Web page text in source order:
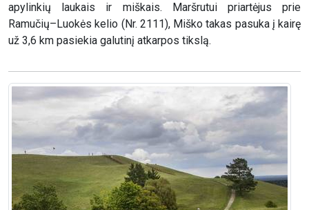
apylinkių laukais ir miškais. Maršrutui priartėjus prie
Ramučių–Luokės kelio (Nr. 2111), Miško takas pasuka į kairę
už 3,6 km pasiekia galutinį atkarpos tikslą.